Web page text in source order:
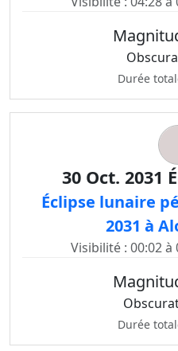
Durée
30 Oct. 2031
Éclipse lunaire
2031 à
Visibilité : 00:02 à
Durée